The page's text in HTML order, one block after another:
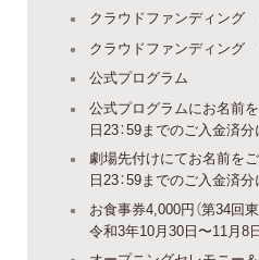
クラウドファンディング
クラウドファンディング
公式プログラム
公式プログラムにお名前
日23：59までのご入金済分
劇場先付けにてお名前を
日23：59までのご入金済分
お食事券4,000円（第34回
令和3年10月30日〜11月8